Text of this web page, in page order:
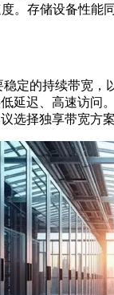
存储设备性
的持续带宽，
迟、高速访
择独享带宽方